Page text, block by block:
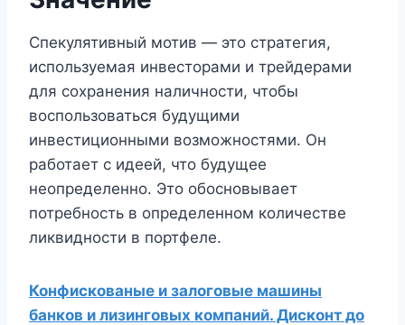
Спекулятивный мотив — это стратегия,
используемая инвесторами и трейдерами
для сохранения наличности, чтобы
воспользоваться будущими
инвестиционными возможностями. Он
работает с идеей, что будущее
неопределенно. Это обосновывает
потребность в определенном количестве
ликвидности в портфеле.
Конфискованые и залоговые машины
банков и лизинговых компаний. Дисконт до